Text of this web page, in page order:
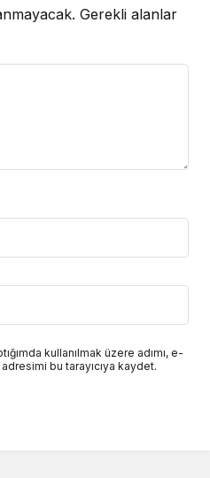
Gerekli alanlar
kullanılmak üzere adımı, e-
bu tarayıcıya kaydet.